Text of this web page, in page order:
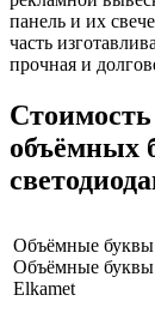
панель и их
часть
прочная и
Стоимость
объёмных
Объёмные буквы
Объёмные
Elkamet